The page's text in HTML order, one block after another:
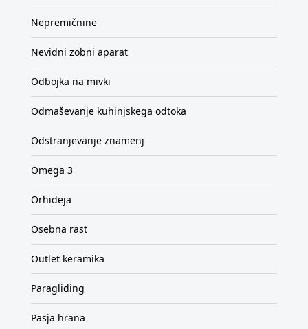
Nepremičnine
Nevidni zobni aparat
Odbojka na mivki
Odmaševanje kuhinjskega odtoka
Odstranjevanje znamenj
Omega 3
Orhideja
Osebna rast
Outlet keramika
Paragliding
Pasja hrana